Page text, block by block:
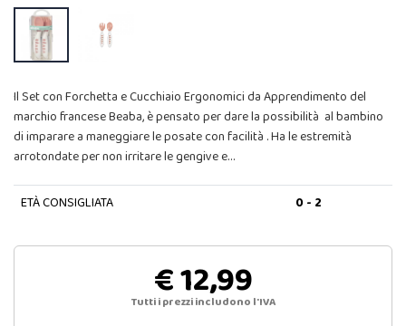
Il Set con Forchetta e Cucchiaio Ergonomici da Apprendimento del
marchio francese Beaba, è pensato per dare la possibilità al bambino
di imparare a maneggiare le posate con facilità . Ha le estremità
arrotondate per non irritare le gengive e…
ETÀ CONSIGLIATA 0 - 2
€ 12,99
Tutti i prezzi includono l'IVA